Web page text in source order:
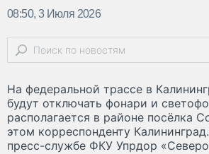
08:50, 3 Июля 2026
На федеральной трассе в
будут отключать фонари и
располагается в районе посёлка
этом корреспонденту
пресс-службе ФКУ Упрдор